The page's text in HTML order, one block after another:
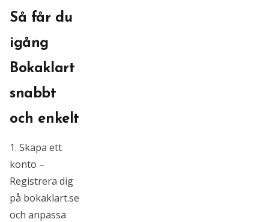
Så får du
igång
Bokaklart
snabbt
och enkelt
1. Skapa ett
konto –
Registrera dig
på bokaklart.se
och anpassa